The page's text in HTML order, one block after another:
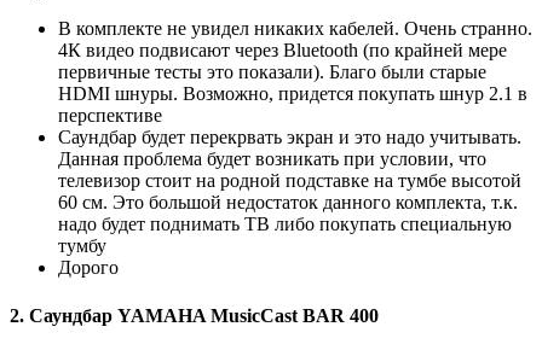
В комплекте не увидел никаких кабелей. Очень странно.
4К видео подвисают через Bluetooth (по крайней мере
первичные тесты это показали). Благо были старые
HDMI шнуры. Возможно, придется покупать шнур 2.1 в
перспективе
Саундбар будет перекрвать экран и это надо учитывать.
Данная проблема будет возникать при условии, что
телевизор стоит на родной подставке на тумбе высотой
60 см. Это большой недостаток данного комплекта, т.к.
надо будет поднимать ТВ либо покупать специальную
тумбу
Дорого
2. Саундбар YAMAHA MusicCast BAR 400